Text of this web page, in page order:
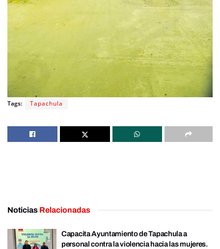
Tags: Tapachula
Noticias Relacionadas
Capacita Ayuntamiento de Tapachula a
personal contra la violencia hacia las mujeres.